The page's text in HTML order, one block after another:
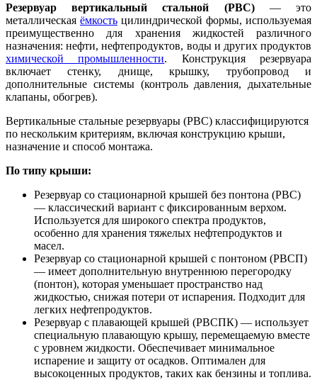
Резервуар вертикальный стальной (РВС)— это
металлическая ёмкость цилиндрической формы, используемая
преимущественно для хранения жидкостей различного
назначения: нефти, нефтепродуктов, воды и других продуктов
химической промышленности. Конструкция резервуара
включает стенку, днище, крышку, трубопровод и
дополнительные системы (контроль давления, дыхательные
клапаны, обогрев).
Вертикальные стальные резервуары (РВС) классифицируются
по нескольким критериям, включая конструкцию крыши,
назначение и способ монтажа.
По типу крыши:
Резервуар со стационарной крышей без понтона (РВС)
— классический вариант с фиксированным верхом.
Используется для широкого спектра продуктов,
особенно для хранения тяжелых нефтепродуктов и
масел.
Резервуар со стационарной крышей с понтоном (РВСП)
— имеет дополнительную внутреннюю перегородку
(понтон), которая уменьшает пространство над
жидкостью, снижая потери от испарения. Подходит для
легких нефтепродуктов.
Резервуар с плавающей крышей (РВСПК) — использует
специальную плавающую крышу, перемещаемую вместе
с уровнем жидкости. Обеспечивает минимальное
испарение и защиту от осадков. Оптимален для
высокоценных продуктов, таких как бензины и топлива.